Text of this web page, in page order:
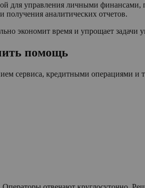
для управления личными
аналитических отчетов.
экономит время и упрощает задачи
помощь
сервиса, кредитными операциями